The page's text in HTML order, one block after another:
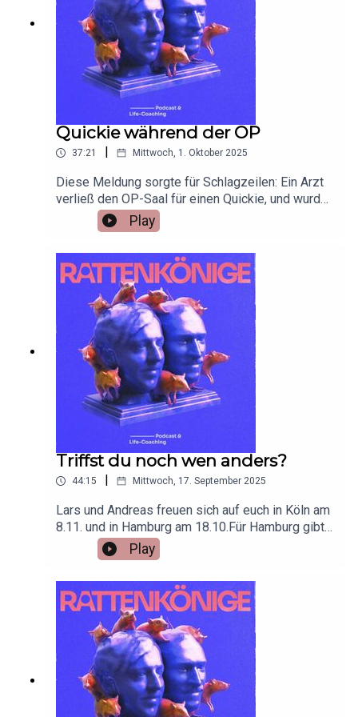
Quickie während der OP
37:21 Mittwoch, 1. Oktober 2025
Diese Meldung sorgte für Schlagzeilen: Ein Arzt
verließ den OP-Saal für einen Quickie, und wurde
dabei erwischt.Lars und Andreas diskutieren, ob
das moralisch verwerflich ist.Außerdem: Was tun,
wenn die Eltern klammern?Tickets für unsere
Show in
Hamburghttps://www.eventbrite.de/e/rattenkonig
e-live-tickets-1563893320019Fragen an
fragen@rattenkoenige.de
Play
Triffst du noch wen anders?
44:15 Mittwoch, 17. September 2025
Lars und Andreas freuen sich auf euch in Köln am
8.11. und in Hamburg am 18.10.Für Hamburg gibt
es noch Tickets:
https://www.eventbrite.de/e/rattenkonige-live-
tickets-1563893320019Eure Chance noch Fragen
einzuschicken: fragen@rattenkoenige.deIn dieser
Folge klären wir die Frage, ob, und wenn ja wie
lange es okay ist parallel zu daten.Außerdem
widmen wir uns einer kleinen, fast
unbedeutenden Frage: Wie entscheidet man sich
für den richtigen Lebensweg?
Play